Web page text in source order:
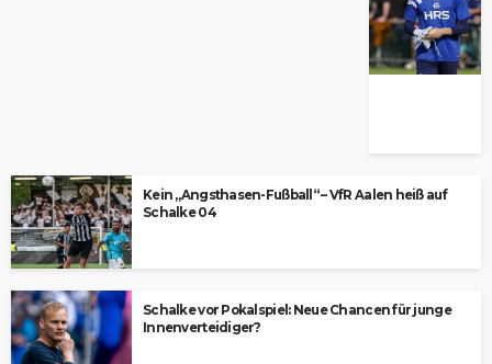
Kein „Angsthasen-Fußball“ – VfR Aalen heiß auf
Schalke 04
Schalke vor Pokalspiel: Neue Chancen für junge
Innenverteidiger?